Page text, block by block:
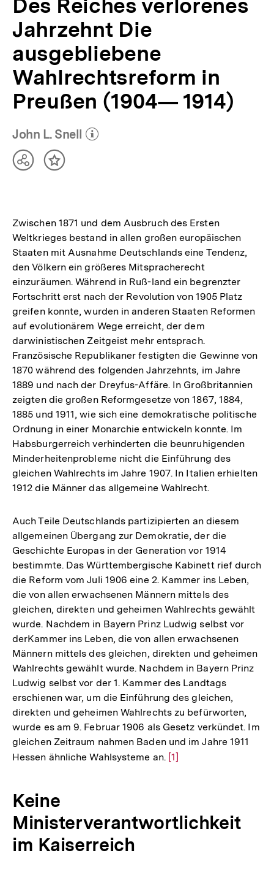
Des Reiches verlorenes
Jahrzehnt Die
ausgebliebene
Wahlrechtsreform in
Preußen (1904— 1914)
John L. Snell
(Mehr zum Autor)
TeilenInhalt
Zwischen 1871 und dem Ausbruch des Ersten
Weltkrieges bestand in allen großen europäischen
Staaten mit Ausnahme Deutschlands eine Tendenz,
den Völkern ein größeres Mitspracherecht
einzuräumen. Während in Ruß-land ein begrenzter
Fortschritt erst nach der Revolution von 1905 Platz
greifen konnte, wurden in anderen Staaten Reformen
auf evolutionärem Wege erreicht, der dem
darwinistischen Zeitgeist mehr entsprach.
Französische Republikaner festigten die Gewinne von
1870 während des folgenden Jahrzehnts, im Jahre
1889 und nach der Dreyfus-Affäre. In Großbritannien
zeigten die großen Reformgesetze von 1867, 1884,
1885 und 1911, wie sich eine demokratische politische
Ordnung in einer Monarchie entwickeln konnte. Im
Habsburgerreich verhinderten die beunruhigenden
Minderheitenprobleme nicht die Einführung des
gleichen Wahlrechts im Jahre 1907. In Italien erhielten
1912 die Männer das allgemeine Wahlrecht.
Auch Teile Deutschlands partizipierten an diesem
allgemeinen Übergang zur Demokratie, der die
Geschichte Europas in der Generation vor 1914
bestimmte. Das Württembergische Kabinett rief durch
die Reform vom Juli 1906 eine 2. Kammer ins Leben,
die von allen erwachsenen Männern mittels des
gleichen, direkten und geheimen Wahlrechts gewählt
wurde. Nachdem in Bayern Prinz Ludwig selbst vor
derKammer ins Leben, die von allen erwachsenen
Männern mittels des gleichen, direkten und geheimen
Wahlrechts gewählt wurde. Nachdem in Bayern Prinz
Ludwig selbst vor der 1. Kammer des Landtags
erschienen war, um die Einführung des gleichen,
direkten und geheimen Wahlrechts zu befürworten,
wurde es am 9. Februar 1906 als Gesetz verkündet. Im
gleichen Zeitraum nahmen Baden und im Jahre 1911
Hessen ähnliche Wahlsysteme an. Zur
[1]
Keine
Ministerverantwortlichkeit
im Kaiserreich